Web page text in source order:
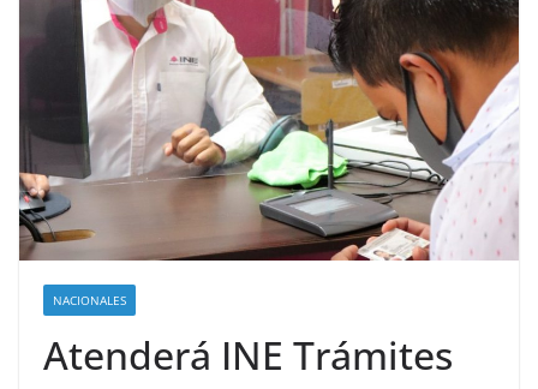
NACIONALES
Atenderá INE Trámites